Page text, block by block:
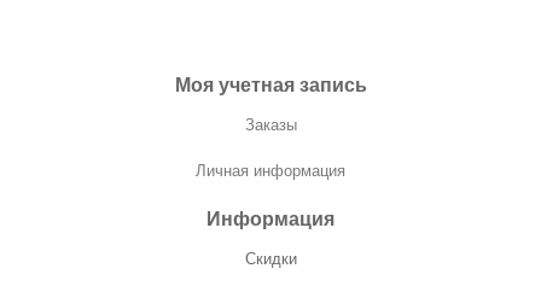
Моя учетная запись
Заказы
Личная информация
Информация
Скидки